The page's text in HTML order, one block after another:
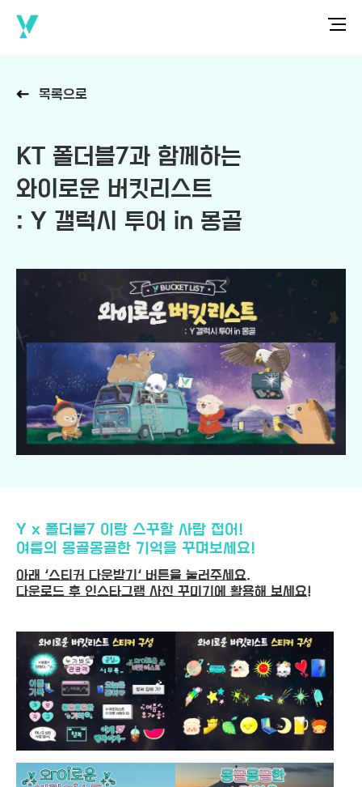
목록으로
KT 폴더블7과 함께하는
와이로운 버킷리스트
: Y 갤럭시 투어 in 몽골
Y x 폴더블7 이랑 스꾸할 사람 접어!
여름의 몽골몽골한 기억을 꾸며보세요!
아래 ‘스티커 다운받기‘ 버튼을 눌러주세요.
다운로드 후 인스타그램 사진 꾸미기에 활용해 보세요!